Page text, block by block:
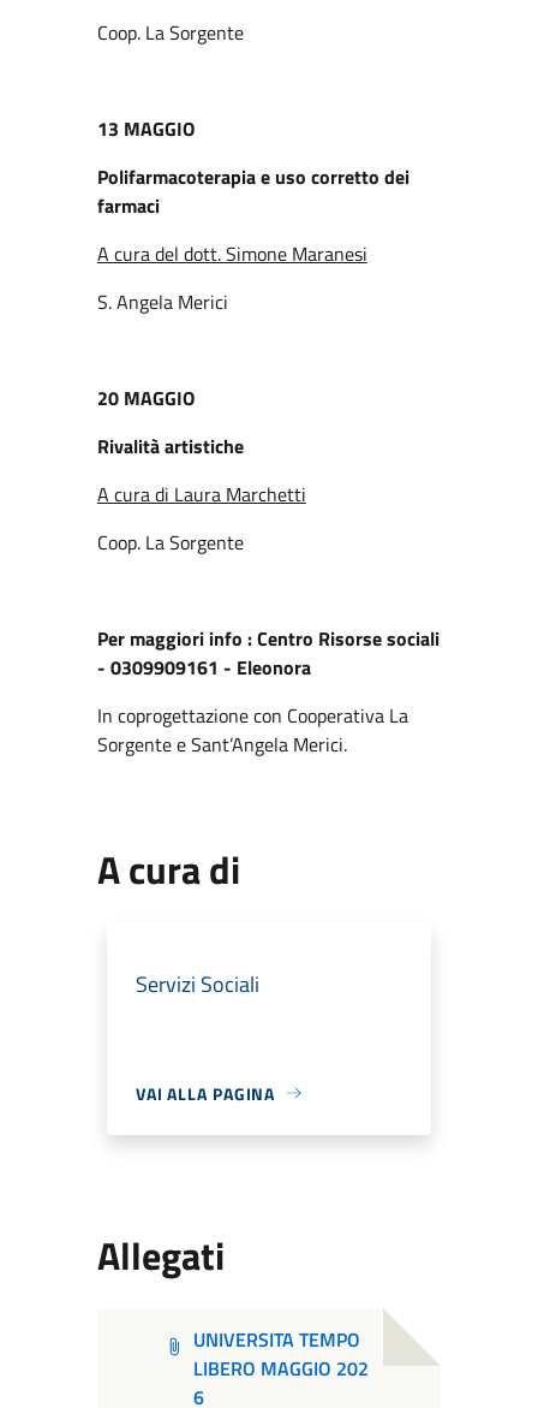
Coop. La Sorgente
13 MAGGIO
Polifarmacoterapia e uso corretto dei
farmaci
A cura del dott. Simone Maranesi
S. Angela Merici
20 MAGGIO
Rivalità artistiche
A cura di Laura Marchetti
Coop. La Sorgente
Per maggiori info :Centro Risorse sociali
- 0309909161 - Eleonora
In coprogettazione con Cooperativa La
Sorgente e Sant’Angela Merici.
A cura di
Servizi Sociali
VAI ALLA PAGINA
Allegati
UNIVERSITA TEMPO
LIBERO MAGGIO 202
6